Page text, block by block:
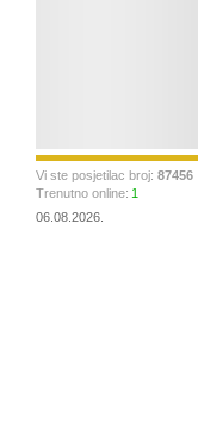
Vi ste posjetilac broj: 87456
Trenutno online: 1
06.08.2026.